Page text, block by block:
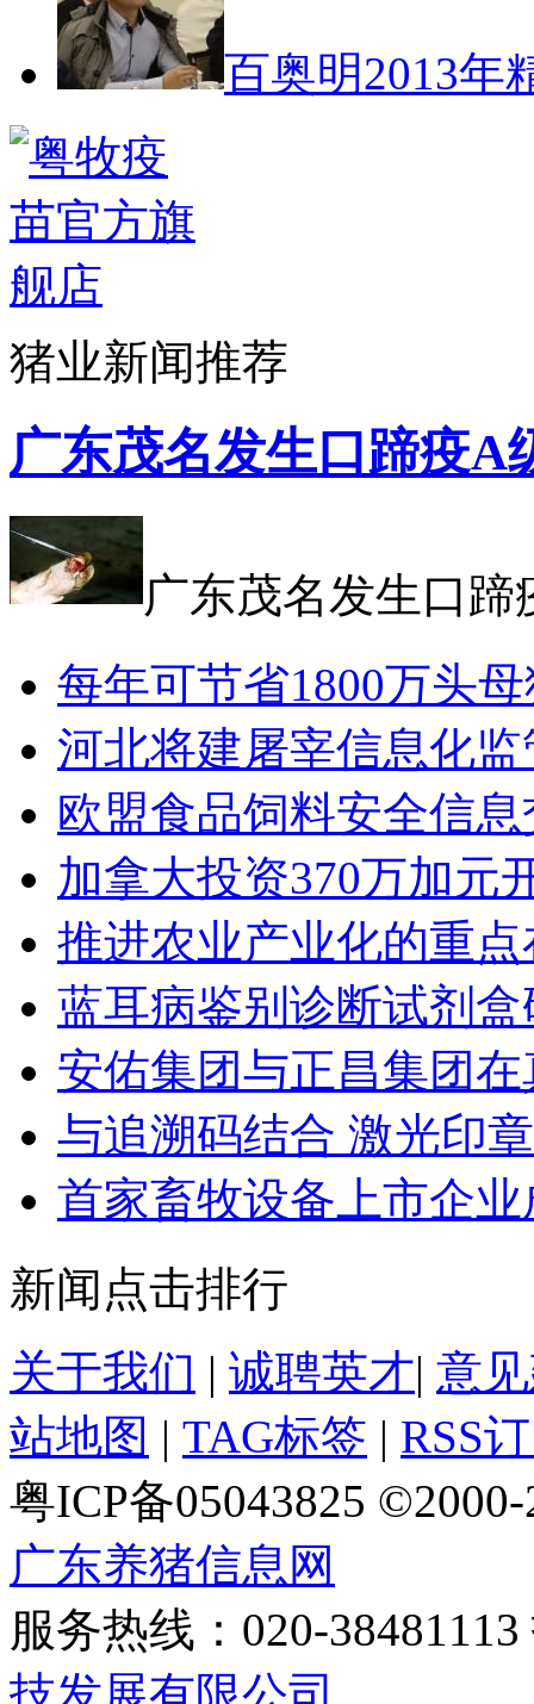
百奥明2013年
猪业新闻推荐
广东茂名发生口蹄疫
广东茂名发生口
每年可节省1800万头
河北将建屠宰信息化
欧盟食品饲料安全信
加拿大投资370万加元
推进农业产业化的重
蓝耳病鉴别诊断试剂
安佑集团与正昌集团
与追溯码结合 激光印
首家畜牧设备上市企
新闻点击排行
关于我们 | 诚聘英才| 意
站地图 | TAG标签 | RSS
粤ICP备05043825
广东养猪信息网
服务热线：020-